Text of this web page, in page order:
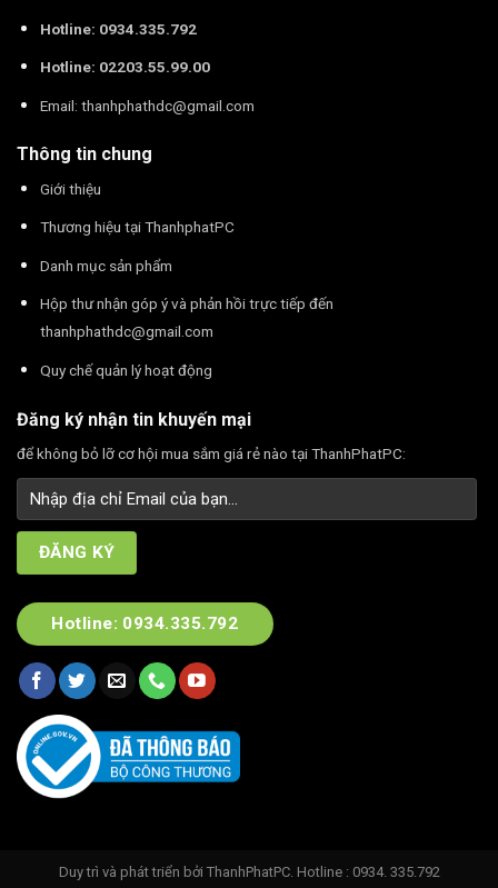
Hotline: 0934.335.792
Hotline: 02203.55.99.00
Email: thanhphathdc@gmail.com
Thông tin chung
Giới thiệu
Thương hiệu tại ThanhphatPC
Danh mục sản phẩm
Hộp thư nhận góp ý và phản hồi trực tiếp đến
thanhphathdc@gmail.com
Quy chế quản lý hoạt động
Đăng ký nhận tin khuyến mại
để không bỏ lỡ cơ hội mua sắm giá rẻ nào tại ThanhPhatPC:
Hotline: 0934.335.792
Duy trì và phát triển bởi ThanhPhatPC. Hotline : 0934. 335.792